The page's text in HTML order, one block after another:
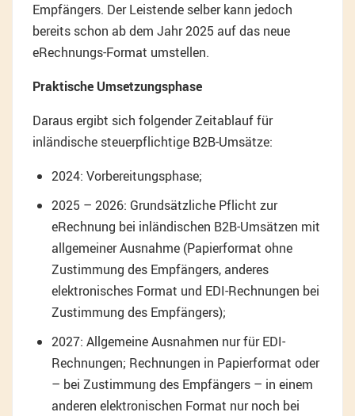
Empfängers. Der Leistende selber kann jedoch
bereits schon ab dem Jahr 2025 auf das neue
eRechnungs-Format umstellen.
Praktische Umsetzungsphase
Daraus ergibt sich folgender Zeitablauf für
inländische steuerpflichtige B2B-Umsätze:
2024: Vorbereitungsphase;
2025 – 2026: Grundsätzliche Pflicht zur
eRechnung bei inländischen B2B-Umsätzen mit
allgemeiner Ausnahme (Papierformat ohne
Zustimmung des Empfängers, anderes
elektronisches Format und EDI-Rechnungen bei
Zustimmung des Empfängers);
2027: Allgemeine Ausnahmen nur für EDI-
Rechnungen; Rechnungen in Papierformat oder
– bei Zustimmung des Empfängers – in einem
anderen elektronischen Format nur noch bei